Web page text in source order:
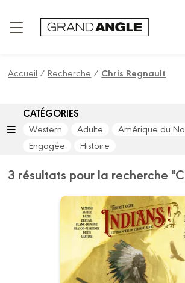
Accueil /Recherche / Chris Regnault
CATÉGORIES
Western Adulte Amérique du
Engagée
Histoire
3 résultats pour la recherche
Go West :
!
Volume 02 -
Complète